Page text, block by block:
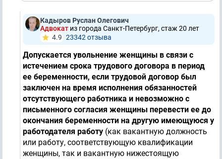
Кадыров Руслан Олегович
Адвокат из города Санкт-Петербург, стаж 20 лет
4.9 23342 отзывa
Допускается увольнение женщины в связи с
истечением срока трудового договора в период
ее беременности, если трудовой договор был
заключен на время исполнения обязанностей
отсутствующего работника и невозможно с
письменного согласия женщины перевести ее до
окончания беременности на другую имеющуюся у
работодателя работу (как вакантную должность
или работу, соответствующую квалификации
женщины, так и вакантную нижестоящую